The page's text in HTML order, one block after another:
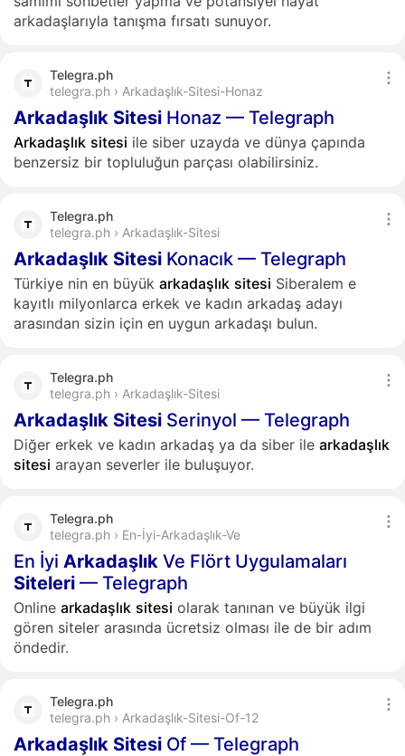
arkadaşlarıyla tanışma fırsatı sunuyor.
Telegra.ph
telegra.ph › Arkadaşlık-Sitesi-Honaz
Arkadaşlık Sitesi Honaz — Telegraph
Arkadaşlık sitesi ile siber uzayda ve dünya çapında
benzersiz bir topluluğun parçası olabilirsiniz.
Telegra.ph
telegra.ph › Arkadaşlık-Sitesi
Arkadaşlık Sitesi Konacık — Telegraph
Türkiye nin en büyük arkadaşlık sitesi Siberalem e
kayıtlı milyonlarca erkek ve kadın arkadaş adayı
arasından sizin için en uygun arkadaşı bulun.
Telegra.ph
telegra.ph › Arkadaşlık-Sitesi
Arkadaşlık Sitesi Serinyol — Telegraph
Diğer erkek ve kadın arkadaş ya da siber ile arkadaşlık
sitesi arayan severler ile buluşuyor.
Telegra.ph
telegra.ph › En-İyi-Arkadaşlık-Ve
En İyi Arkadaşlık Ve Flört Uygulamaları
Siteleri — Telegraph
Online arkadaşlık sitesi olarak tanınan ve büyük ilgi
gören siteler arasında ücretsiz olması ile de bir adım
öndedir.
Telegra.ph
telegra.ph › Arkadaşlık-Sitesi-Of-12
Arkadaşlık Sitesi Of — Telegraph